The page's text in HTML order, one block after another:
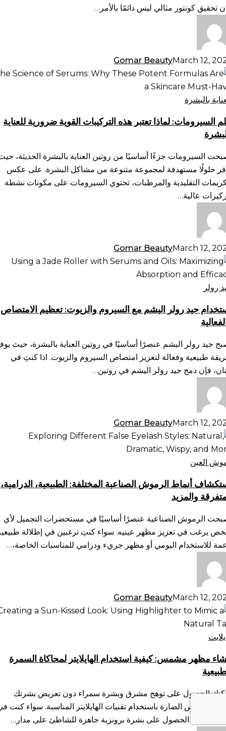
تحقيق كونتور مثالي ليس دائمًا بالأمر…
Gomar BeautyMarch 12,
بالبشرة
السيرومات: لماذا تعتبر هذه التركيبات القوية ضرورية للعناية
السيرومات جزءًا أساسيًا من روتين العناية بالبشرة الحديثة،
حلولًا مستهدفة لمجموعة متنوعة من مشاكل البشرة. على عكس
التقليدية والمرطبات، تحتوي السيرومات على مكونات نشطة
عالية…
Gomar BeautyMarch 12,
رولر
جيد رولر اليشم مع السيروم والزيوت: تعظيم الامتصاص
جيد رولر اليشم عنصرًا أساسيًا في روتين العناية بالبشرة، حيث
طبيعية وفعالة لتعزيز امتصاص السيروم والزيوت. اذا كنتِ في
فإن دمج جيد رولر اليشم في روتين…
Gomar BeautyMarch 12,
العين
أنماط الرموش الصناعية المختلفة: الطبيعية، الدرامية،
والمزيد
الرموش الصناعية عنصرًا أساسيًا في مستحضرات التجميل لأي
يرغب في تعزيز مظهر عينيه. سواء كنتِ ترغبين في إطلالة
للاستخدام اليومي أو مظهر جريء ودرامي للمناسبات الخاصة،…
Gomar BeautyMarch 12,
مظهر مشمس: كيفية استخدام الهايلايتر لمحاكاة السمرة
الحصول على توهج مشرق وبشرة سمراء دون تعريض بشرتك
الشمس الضارة باستخدام تقنيات الهايلايتر المناسبة. سواء كنت
يمكنك الحصول على بشرة برونزية جاهزة للشاطئ على مدار…